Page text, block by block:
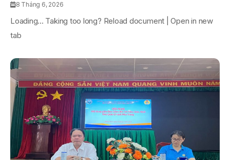
8 Tháng 6, 2026
Loading... Taking too long? Reload document | Open in new
tab